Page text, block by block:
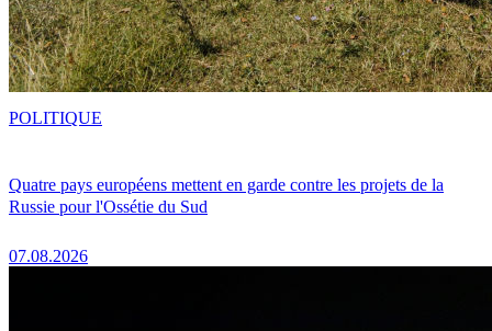
Quatre pays européens mettent en garde contre les projets de la
Russie pour l'Ossétie du Sud
07.08.2026
POLITIQUE